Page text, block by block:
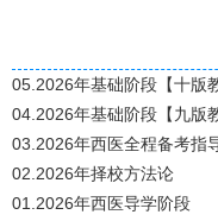
05.2026年基础阶段【十版
04.2026年基础阶段【九版
03.2026年西医全程备考指
02.2026年择校方法论
01.2026年西医导学阶段